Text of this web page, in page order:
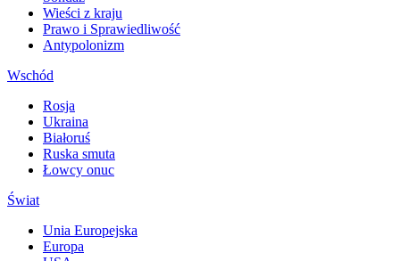
Wieści z kraju
Prawo i Sprawiedliwość
Antypolonizm
Wschód
Rosja
Ukraina
Białoruś
Ruska smuta
Łowcy onuc
Świat
Unia Europejska
Europa